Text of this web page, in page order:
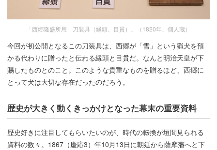
「西郷隆盛所用 刀装具（縁頭、目貫）」（1820年、個人蔵）
今回が初公開となるこの刀装具は、西郷が「雪」という猟犬を預
かる代わりに贈ったと伝わる縁頭と目貫だ。なんと明治天皇が下
賜したものとのこと。このような貴重なものを贈るほど、西郷に
とって犬は大切な存在だったのだろう。
歴史が大きく動くきっかけとなった幕末の重要資料
歴史好きに注目してもらいたいのが、時代の転換が垣間見られる
資料の数々。1867（慶応3）年10月13日に朝廷から薩摩藩へと下